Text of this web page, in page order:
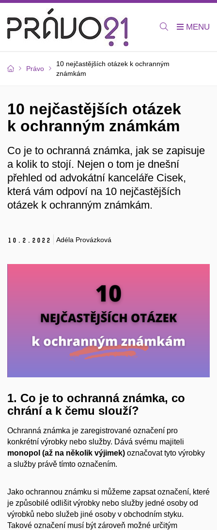
Právo
10 nejčastějších otázek k ochranným
známkám
10 nejčastějších otázek
k ochranným známkám
Co je to ochranná známka, jak se zapisuje
a kolik to stojí. Nejen o tom je dnešní
přehled od advokátní kanceláře Cisek,
která vám odpoví na 10 nejčastějších
otázek k ochranným známkám.
10. 2. 2022 Adéla Provázková
1. Co je to ochranná známka, co
chrání a k čemu slouží?
Ochranná známka je zaregistrované označení pro
konkrétní výrobky nebo služby. Dává svému majiteli
monopol (až na několik výjimek) označovat tyto výrobky
a služby právě tímto označením.
Jako ochrannou známku si můžeme zapsat označení, které
je způsobilé odlišit výrobky nebo služby jedné osoby od
výrobků nebo služeb jiné osoby v obchodním styku.
Takové označení musí být zároveň možné určitým